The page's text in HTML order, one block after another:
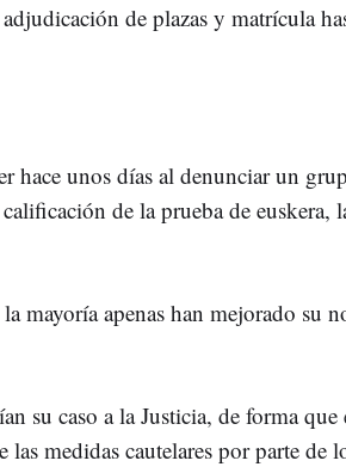
de plazas y matrícula
hace unos días al denunciar un
de la prueba de euskera,
mayoría apenas han mejorado su
su caso a la Justicia, de forma que
medidas cautelares por parte de